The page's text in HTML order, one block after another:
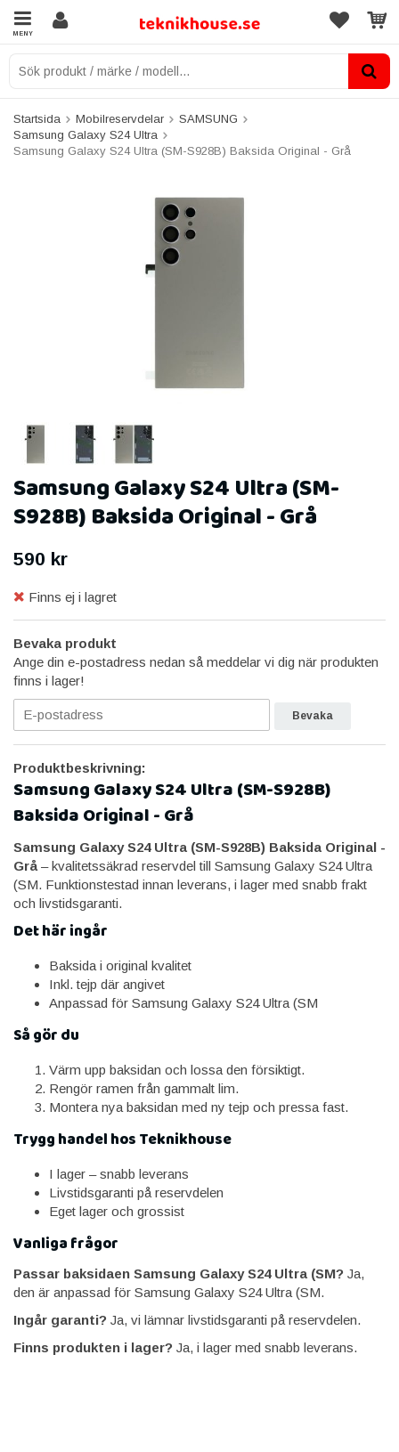
MENY
Startsida Mobilreservdelar
SAMSUNG
Samsung Galaxy S24 Ultra
Samsung Galaxy S24 Ultra (SM-S928B) Baksida Original - Grå
Samsung Galaxy S24 Ultra (SM-
S928B) Baksida Original - Grå
590 kr
Finns ej i lagret
Bevaka produkt
Ange din e-postadress nedan så meddelar vi dig när produkten
finns i lager!
Bevaka
Produktbeskrivning:
Samsung Galaxy S24 Ultra (SM-S928B)
Baksida Original - Grå
Samsung Galaxy S24 Ultra (SM-S928B) Baksida Original -
Grå – kvalitetssäkrad reservdel till Samsung Galaxy S24 Ultra
(SM. Funktionstestad innan leverans, i lager med snabb frakt
och livstidsgaranti.
Det här ingår
Baksida i original kvalitet
Inkl. tejp där angivet
Anpassad för Samsung Galaxy S24 Ultra (SM
Så gör du
Värm upp baksidan och lossa den försiktigt.
Rengör ramen från gammalt lim.
Montera nya baksidan med ny tejp och pressa fast.
Trygg handel hos Teknikhouse
I lager – snabb leverans
Livstidsgaranti på reservdelen
Eget lager och grossist
Vanliga frågor
Passar baksidaen Samsung Galaxy S24 Ultra (SM? Ja,
den är anpassad för Samsung Galaxy S24 Ultra (SM.
Ingår garanti? Ja, vi lämnar livstidsgaranti på reservdelen.
Finns produkten i lager? Ja, i lager med snabb leverans.